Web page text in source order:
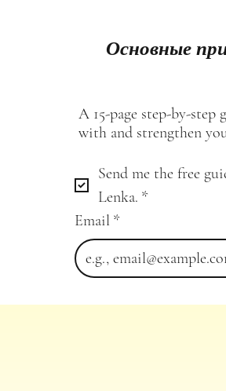
Основные
A 15-page step-by-
with and strengthen
Send me the free
Lenka. *
Email *